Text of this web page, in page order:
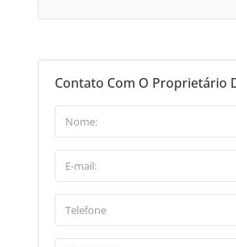
Contato Com O Proprietário